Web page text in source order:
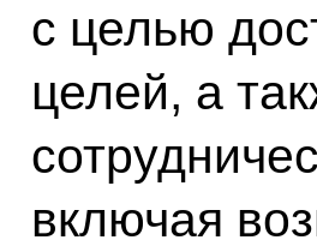
с целью
целей, а
включая